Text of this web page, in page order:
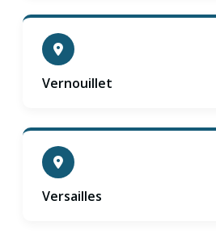
Vernouillet
Versailles